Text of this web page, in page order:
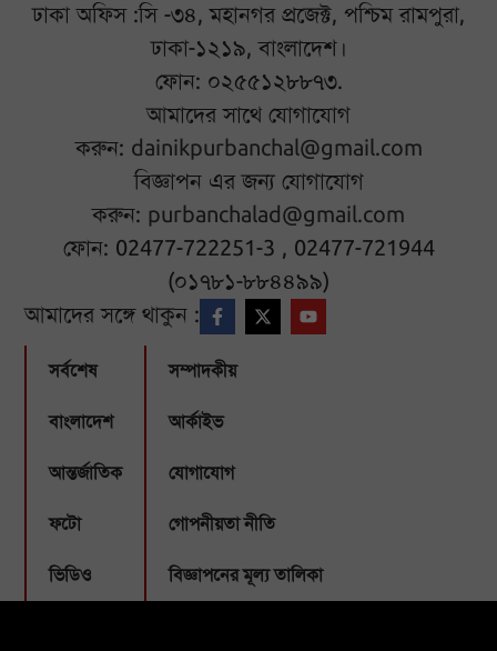
ঢাকা অফিস :সি -৩৪, মহানগর প্রজেক্ট, পশ্চিম রামপুরা,
ঢাকা-১২১৯, বাংলাদেশ।
ফোন: ০২৫৫১২৮৮৭৩.
আমাদের সাথে যোগাযোগ
করুন: dainikpurbanchal@gmail.com
বিজ্ঞাপন এর জন্য যোগাযোগ
করুন: purbanchalad@gmail.com
ফোন: 02477-722251-3 , 02477-721944
(০১৭৮১-৮৮৪৪৯৯)
আমাদের সঙ্গে থাকুন :
সর্বশেষ
বাংলাদেশ
আন্তর্জাতিক
ফটো
ভিডিও
সম্পাদকীয়
আর্কাইভ
যোগাযোগ
গোপনীয়তা নীতি
বিজ্ঞাপনের মূল্য তালিকা